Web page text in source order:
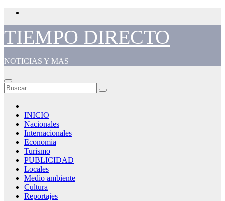
Saltar
contenido
TIEMPO DIRECTO
NOTICIAS Y MAS
INICIO
Nacionales
Internacionales
Economia
Turismo
PUBLICIDAD
Locales
Medio ambiente
Cultura
Reportajes